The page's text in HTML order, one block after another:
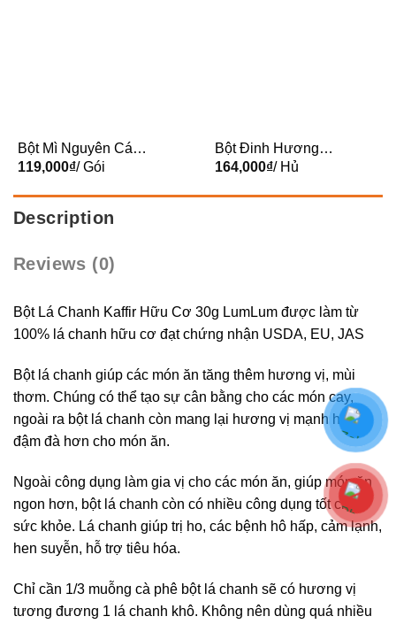
Bột Mì Nguyên Cám
Hữu Cơ 1kg ProBios
119,000₫/ Gói
Bột Đinh Hương
Hữu Cơ 40g Lumlum
164,000₫/ Hủ
Description
Reviews (0)
Bột Lá Chanh Kaffir Hữu Cơ 30g LumLum được làm từ
100% lá chanh hữu cơ đạt chứng nhận USDA, EU, JAS
Bột lá chanh giúp các món ăn tăng thêm hương vị, mùi
thơm. Chúng có thể tạo sự cân bằng cho các món cay,
ngoài ra bột lá chanh còn mang lại hương vị mạnh hơn,
đậm đà hơn cho món ăn.
Ngoài công dụng làm gia vị cho các món ăn, giúp món ăn
ngon hơn, bột lá chanh còn có nhiều công dụng tốt cho
sức khỏe. Lá chanh giúp trị ho, các bệnh hô hấp, cảm lạnh,
hen suyễn, hỗ trợ tiêu hóa.
Chỉ cần 1/3 muỗng cà phê bột lá chanh sẽ có hương vị
tương đương 1 lá chanh khô. Không nên dùng quá nhiều